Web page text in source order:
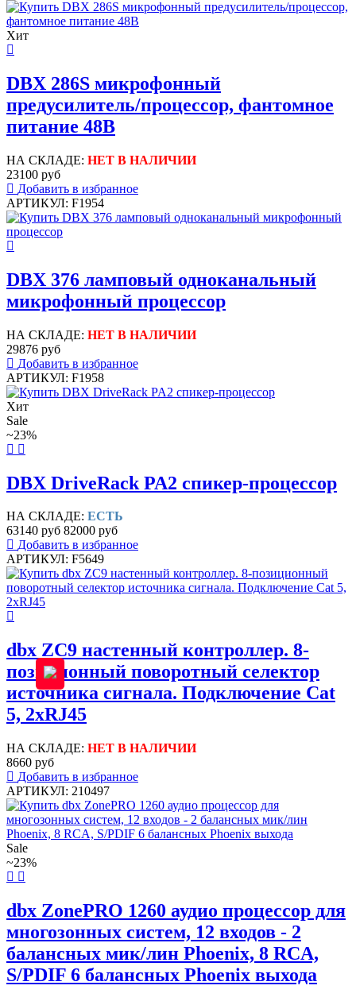
Хит
DBX 286S микрофонный
предусилитель/процессор, фантомное
питание 48В
НА СКЛАДЕ: НЕТ В НАЛИЧИИ
23100 руб
Добавить в избранное
АРТИКУЛ: F1954
DBX 376 ламповый одноканальный
микрофонный процессор
НА СКЛАДЕ: НЕТ В НАЛИЧИИ
29876 руб
Добавить в избранное
АРТИКУЛ: F1958
Хит
Sale
~23%
DBX DriveRack PA2 спикер-процессор
НА СКЛАДЕ: ЕСТЬ
63140 руб 82000 руб
Добавить в избранное
АРТИКУЛ: F5649
dbx ZC9 настенный контроллер. 8-
позиционный поворотный селектор
источника сигнала. Подключение Cat
5, 2xRJ45
НА СКЛАДЕ: НЕТ В НАЛИЧИИ
8660 руб
Добавить в избранное
АРТИКУЛ: 210497
Sale
~23%
dbx ZonePRO 1260 аудио процессор для
многозонных систем, 12 входов - 2
балансных мик/лин Phoenix, 8 RCA,
S/PDIF 6 балансных Phoenix выхода